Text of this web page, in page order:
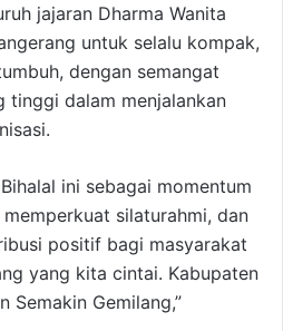
jajaran Dharma Wanita
untuk selalu kompak,
dengan semangat
dalam menjalankan
ini sebagai momentum
silaturahmi, dan
positif bagi masyarakat
yang kita cintai. Kabupaten
Semakin Gemilang,”